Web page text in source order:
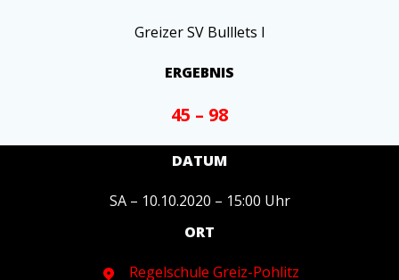
Greizer SV Bulllets I
ERGEBNIS
45 – 98
DATUM
SA – 10.10.2020 – 15:00 Uhr
ORT
Regelschule Greiz-Pohlitz